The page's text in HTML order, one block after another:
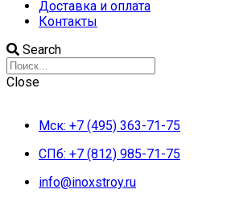
Доставка и оплата
Контакты
Search
Close
Мск: +7 (495) 363-71-75
СПб: +7 (812) 985-71-75
info@inoxstroy.ru